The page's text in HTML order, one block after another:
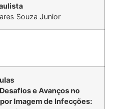
Souza Junior
Desafios e Avanços no
Imagem de Infecções: